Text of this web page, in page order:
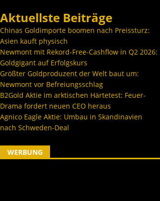
Aktuellste Beiträge
Chinas Goldimporte boomen nach Preissturz:
Asien kauft physisch
Newmont mit Rekord-Free-Cashflow in Q2 2026:
Goldgigant auf Erfolgskurs
Größter Goldproduzent der Welt baut um:
Newmont vor Befreiungsschlag
B2Gold Aktie im arktischen Härtetest: Feuer-
Drama fordert neuen CEO heraus
Agnico Eagle Aktie: Umbau in Skandinavien
nach Schweden-Deal
WERBUNG